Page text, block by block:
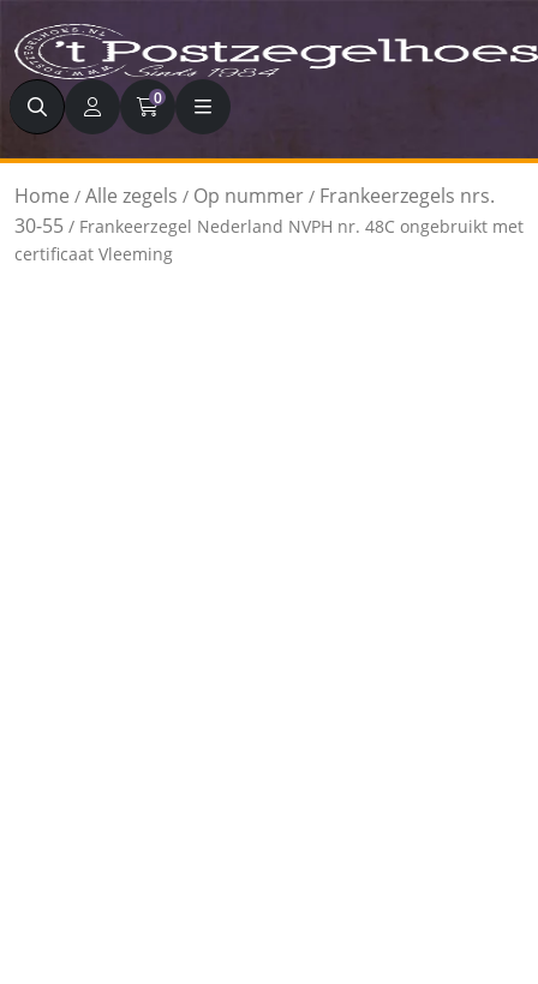
Zoeken 0
Home / Alle zegels / Op nummer / Frankeerzegels nrs.
30-55 / Frankeerzegel Nederland NVPH nr. 48C ongebruikt met
certificaat Vleeming